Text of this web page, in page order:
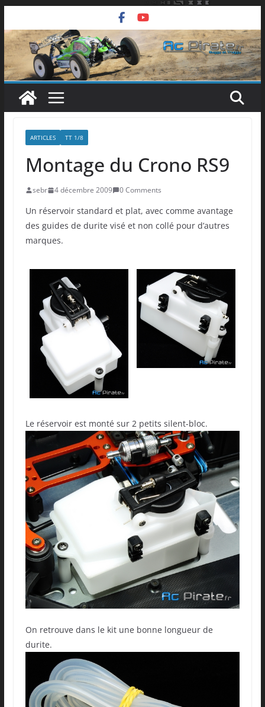
au
contenu
ARTICLES TT 1/8
Montage du Crono RS9
sebr 4 décembre 2009 0 Comments
Un réservoir standard et plat, avec comme avantage
des guides de durite visé et non collé pour d’autres
marques.
Le réservoir est monté sur 2 petits silent-bloc.
On retrouve dans le kit une bonne longueur de
durite.